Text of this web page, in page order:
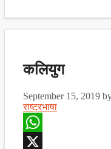
कलियुग
September 15, 2019
राष्ट्रभाषा
WhatsApp